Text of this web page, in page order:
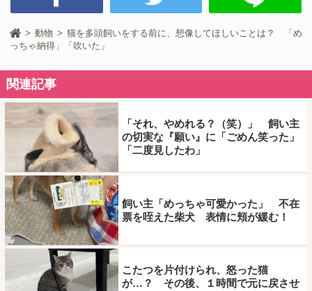
動物
猫を多頭飼いをする前に、想像してほしいことは？ 「め
っちゃ納得」「吹いた」
関連記事
「それ、やめれる？（笑）」 飼い主
の切実な『願い』に「ごめん笑った」
「二度見したわ」
飼い主「めっちゃ可愛かった」 不在
票を咥えた柴犬 表情に頬が緩む！
こたつを片付けられ、怒った猫
が…？ その後、１時間で元に戻させ